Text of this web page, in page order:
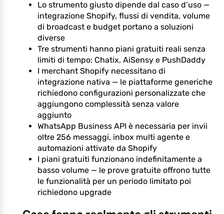
Lo strumento giusto dipende dal caso d’uso —
integrazione Shopify, flussi di vendita, volume
di broadcast e budget portano a soluzioni
diverse
Tre strumenti hanno piani gratuiti reali senza
limiti di tempo: Chatix, AiSensy e PushDaddy
I merchant Shopify necessitano di
integrazione nativa — le piattaforme generiche
richiedono configurazioni personalizzate che
aggiungono complessità senza valore
aggiunto
WhatsApp Business API è necessaria per invii
oltre 256 messaggi, inbox multi agente e
automazioni attivate da Shopify
I piani gratuiti funzionano indefinitamente a
basso volume — le prove gratuite offrono tutte
le funzionalità per un periodo limitato poi
richiedono upgrade